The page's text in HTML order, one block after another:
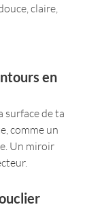
claire,
en
surface de ta
comme un
Un miroir